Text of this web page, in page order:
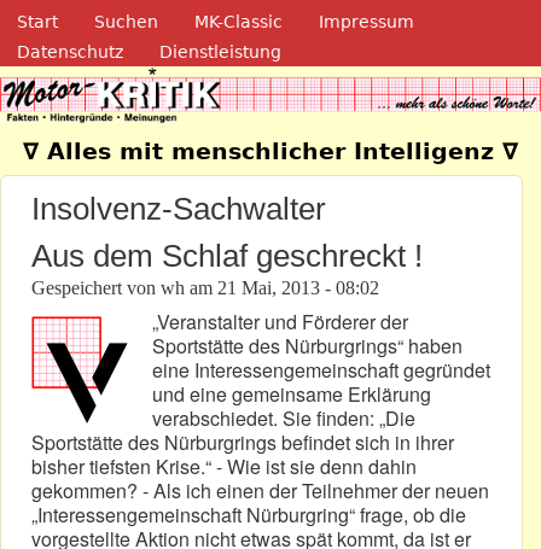
Direkt zum Inhalt
Navigation
Start Suchen MK-Classic
Impressum
Datenschutz
Dienstleistung
Motor-Kritik.de
∇ Alles mit menschlicher Intelligenz ∇
Insolvenz-Sachwalter
Aus dem Schlaf geschreckt !
Gespeichert von wh am 21 Mai, 2013 - 08:02
„Veranstalter und Förderer der
Sportstätte des Nürburgrings“ haben
eine Interessengemeinschaft gegründet
und eine gemeinsame Erklärung
verabschiedet. Sie finden: „Die
Sportstätte des Nürburgrings befindet sich in ihrer
bisher tiefsten Krise.“ - Wie ist sie denn dahin
gekommen? - Als ich einen der Teilnehmer der neuen
„Interessengemeinschaft Nürburgring“ frage, ob die
vorgestellte Aktion nicht etwas spät kommt, da ist er